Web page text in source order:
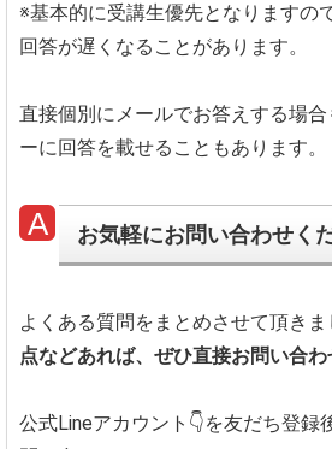
※基本的に受講生優先となりますの
回答が遅くなることがあります。
直接個別にメールでお答えする場
ーに回答を載せることもあります。
お気軽にお問い合わせく
よくある質問をまとめさせて頂きま
点などあれば、ぜひ直接お問い合わ
公式Lineアカウント👇を友だち登録